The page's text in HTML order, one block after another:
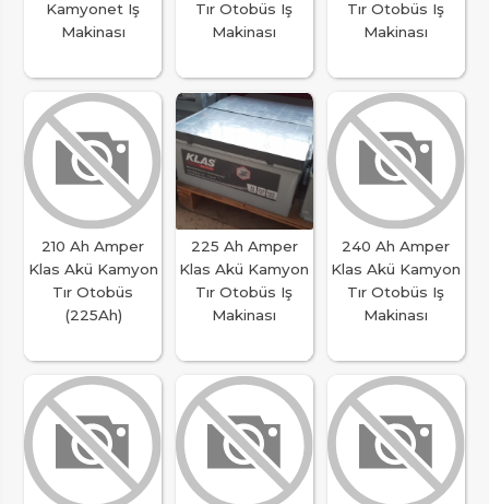
Kamyonet Iş
Makinası
Tır Otobüs Iş
Makinası
Tır Otobüs Iş
Makinası
210 Ah Amper
Klas Akü Kamyon
Tır Otobüs
(225Ah)
225 Ah Amper
Klas Akü Kamyon
Tır Otobüs Iş
Makinası
240 Ah Amper
Klas Akü Kamyon
Tır Otobüs Iş
Makinası